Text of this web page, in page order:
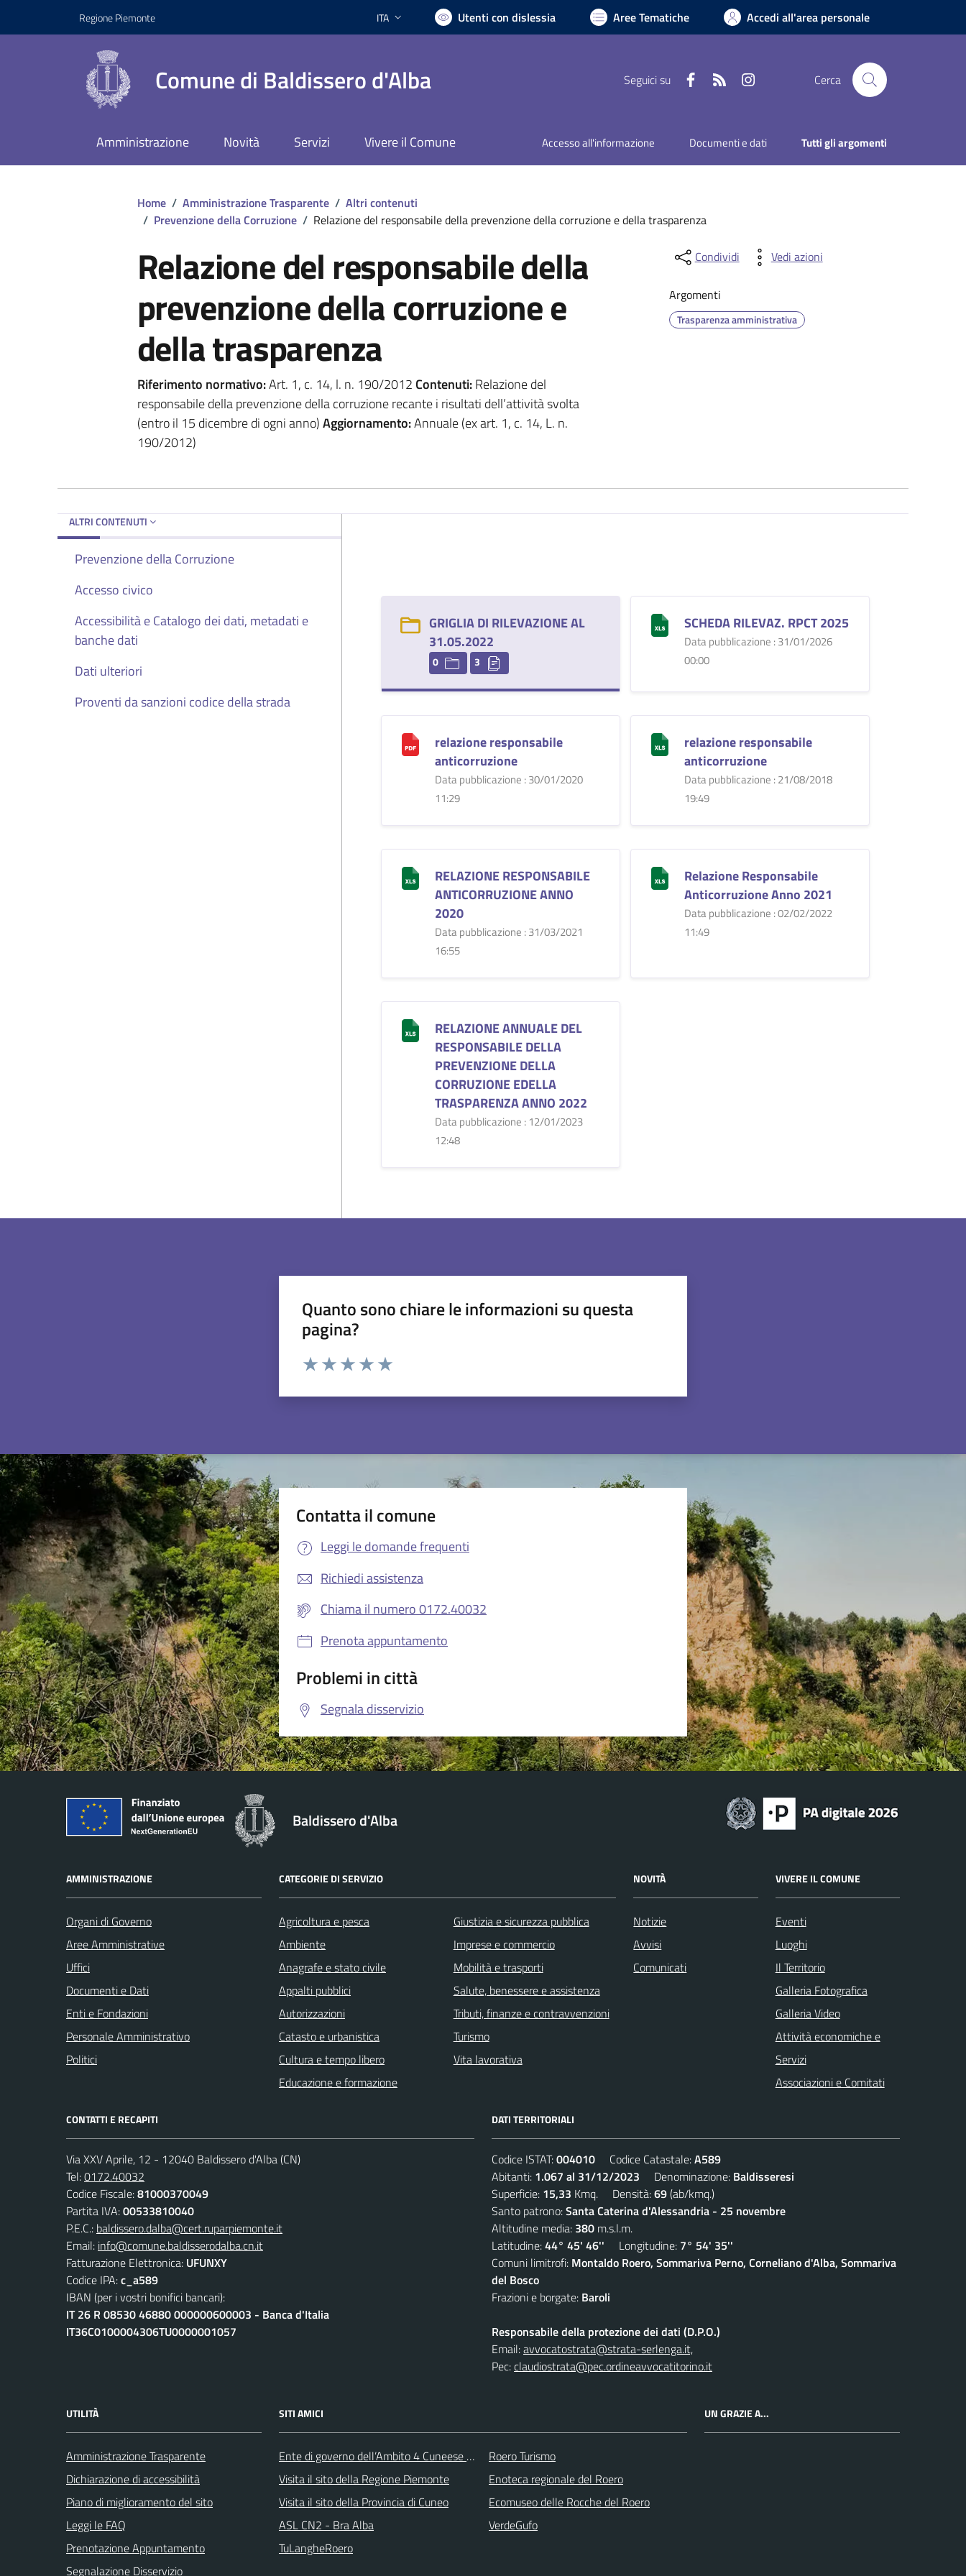
Regione Piemonte Lingua attiva:
ITA Utenti con dislessia Aree Tematiche Accedi all'area personale
Comune di Baldissero d'Alba Seguici su FacebookRSS Cerca
Amministrazione Novità Servizi Vivere il Comune Accesso all'informazione Documenti e dati Tutti gli argomenti
Home / Amministrazione Trasparente / Altri contenuti
/ Prevenzione della Corruzione / Relazione del responsabile della prevenzione della corruzione e della trasparenza
Relazione del responsabile della
prevenzione della corruzione e
della trasparenza
Riferimento normativo:Art. 1, c. 14, l. n. 190/2012 Contenuti:Relazione del
responsabile della prevenzione della corruzione recante i risultati dell’attività svolta
(entro il 15 dicembre di ogni anno)Aggiornamento:Annuale (ex art. 1, c. 14, L. n.
190/2012)
Condividi Vedi azioni
Argomenti
Trasparenza amministrativa
ALTRI CONTENUTI
Prevenzione della Corruzione
Accesso civico
Accessibilità e Catalogo dei dati, metadati e
banche dati
Dati ulteriori
Proventi da sanzioni codice della strada
GRIGLIA DI RILEVAZIONE AL
31.05.2022
0 3
SCHEDA RILEVAZ. RPCT 2025
Data pubblicazione : 31/01/2026
00:00
relazione responsabile
anticorruzione
Data pubblicazione : 30/01/2020
11:29
relazione responsabile
anticorruzione
Data pubblicazione : 21/08/2018
19:49
RELAZIONE RESPONSABILE
ANTICORRUZIONE ANNO
2020
Data pubblicazione : 31/03/2021
16:55
Relazione Responsabile
Anticorruzione Anno 2021
Data pubblicazione : 02/02/2022
11:49
RELAZIONE ANNUALE DEL
RESPONSABILE DELLA
PREVENZIONE DELLA
CORRUZIONE EDELLA
TRASPARENZA ANNO 2022
Data pubblicazione : 12/01/2023
12:48
Quanto sono chiare le informazioni su questa
pagina?
Valuta da 1 a 5 stelle la pagina
Contatta il comune
Leggi le domande frequenti
Richiedi assistenza
Chiama il numero 0172.40032
Prenota appuntamento
Problemi in città
Segnala disservizio
Baldissero d'Alba
AMMINISTRAZIONE
Organi di Governo
Aree Amministrative
Uffici
Documenti e Dati
Enti e Fondazioni
Personale Amministrativo
Politici
CATEGORIE DI SERVIZIO
Agricoltura e pesca
Ambiente
Anagrafe e stato civile
Appalti pubblici
Autorizzazioni
Catasto e urbanistica
Cultura e tempo libero
Educazione e formazione
Giustizia e sicurezza pubblica
Imprese e commercio
Mobilità e trasporti
Salute, benessere e assistenza
Tributi, finanze e contravvenzioni
Turismo
Vita lavorativa
NOVITÀ
Notizie
Avvisi
Comunicati
VIVERE IL COMUNE
Eventi
Luoghi
Il Territorio
Galleria Fotografica
Galleria Video
Attività economiche e
Servizi
Associazioni e Comitati
CONTATTI E RECAPITI
Via XXV Aprile, 12 - 12040 Baldissero d'Alba (CN)
Tel:0172.40032
Codice Fiscale:81000370049
Partita IVA:00533810040
P.E.C.: baldissero.dalba@cert.ruparpiemonte.it
Email: info@comune.baldisserodalba.cn.it
Fatturazione Elettronica: UFUNXY
Codice IPA:c_a589
IBAN (per i vostri bonifici bancari):
IT 26 R 08530 46880 000000600003 - Banca d'Italia
IT36C0100004306TU0000001057
DATI TERRITORIALI
Codice ISTAT:004010 Codice Catastale:A589
Abitanti: 1.067 al 31/12/2023 Denominazione: Baldisseresi
Superficie: 15,33 Kmq. Densità:69(ab/kmq.)
Santo patrono:Santa Caterina d'Alessandria - 25 novembre
Altitudine media: 380 m.s.l.m.
Latitudine:44° 45' 46'' Longitudine: 7° 54' 35''
Comuni limitrofi: Montaldo Roero, Sommariva Perno, Corneliano d'Alba, Sommariva
del Bosco
Frazioni e borgate: Baroli
Responsabile della protezione dei dati (D.P.O.)
Email:avvocatostrata@strata-serlenga.it,
Pec:claudiostrata@pec.ordineavvocatitorino.it
UTILITÀ
Amministrazione Trasparente
Dichiarazione di accessibilità
Piano di miglioramento del sito
Leggi le FAQ
Prenotazione Appuntamento
Segnalazione Disservizio
SITI AMICI
Ente di governo dell’Ambito 4 Cuneese per i Servizi Idrici
Visita il sito della Regione Piemonte
Visita il sito della Provincia di Cuneo
ASL CN2 - Bra Alba
TuLangheRoero
Roero Turismo
Enoteca regionale del Roero
Ecomuseo delle Rocche del Roero
VerdeGufo
UN GRAZIE A...